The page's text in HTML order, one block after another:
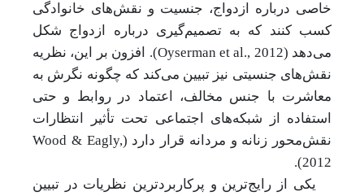
خاصی درباره ازدواج، جنسیت و نقش‌های خانوادگی
کسب کنند که به تصمیم‌گیری درباره ازدواج شکل
می‌دهد (Oyserman et al., 2012). افزون بر این، نظریه
نقش‌های جنسیتی نیز تبیین می‌کند که چگونه نگرش به
معاشرت با جنس مخالف، اعتماد در روابط و حتی
استفاده از شبکه‌های اجتماعی تحت تأثیر انتظارات
نقش‌محور زنانه و مردانه قرار دارد (Wood & Eagly,
2012
).
یکی از رایج‌ترین و پرکاربردترین نظریات در تبیین